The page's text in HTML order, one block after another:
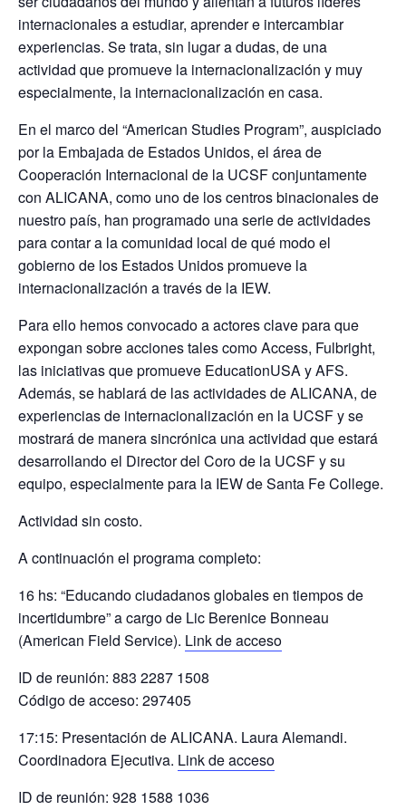
internacionales a estudiar, aprender e intercambiar
experiencias. Se trata, sin lugar a dudas, de una
actividad que promueve la internacionalización y muy
especialmente, la internacionalización en casa.
En el marco del “American Studies Program”, auspiciado
por la Embajada de Estados Unidos, el área de
Cooperación Internacional de la UCSF conjuntamente
con ALICANA, como uno de los centros binacionales de
nuestro país, han programado una serie de actividades
para contar a la comunidad local de qué modo el
gobierno de los Estados Unidos promueve la
internacionalización a través de la IEW.
Para ello hemos convocado a actores clave para que
expongan sobre acciones tales como Access, Fulbright,
las iniciativas que promueve EducationUSA y AFS.
Además, se hablará de las actividades de ALICANA, de
experiencias de internacionalización en la UCSF y se
mostrará de manera sincrónica una actividad que estará
desarrollando el Director del Coro de la UCSF y su
equipo, especialmente para la IEW de Santa Fe College.
Actividad sin costo.
A continuación el programa completo:
16 hs: “Educando ciudadanos globales en tiempos de
incertidumbre” a cargo de Lic Berenice Bonneau
(American Field Service). Link de acceso
ID de reunión: 883 2287 1508
Código de acceso: 297405
17:15: Presentación de ALICANA. Laura Alemandi.
Coordinadora Ejecutiva. Link de acceso
ID de reunión: 928 1588 1036